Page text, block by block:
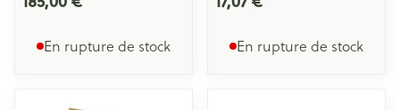
En rupture de stock En rupture de stock